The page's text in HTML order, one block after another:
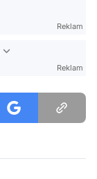
Reklam
Reklam